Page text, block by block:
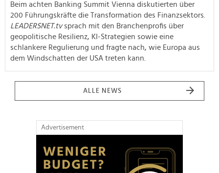
Beim achten Banking Summit Vienna diskutierten über
200 Führungskräfte die Transformation des Finanzsektors.
LEADERSNET.tvsprach mit den Branchenprofis über
geopolitische Resilienz, KI-Strategien sowie eine
schlankere Regulierung und fragte nach, wie Europa aus
dem Windschatten der USA treten kann.
ALLE NEWS
Advertisement